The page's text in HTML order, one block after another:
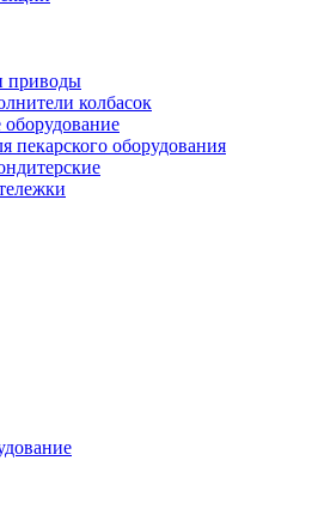
приводы
колбасок
оборудование
пекарского оборудования